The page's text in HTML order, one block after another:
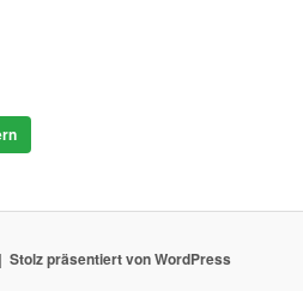
Stolz präsentiert von WordPress